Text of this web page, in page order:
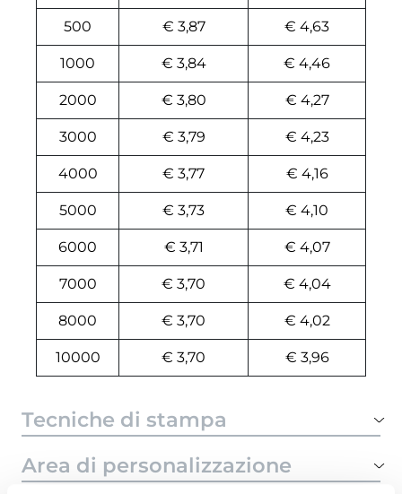
500 € 3,87 € 4,63
1000 € 3,84 € 4,46
2000 € 3,80 € 4,27
3000 € 3,79 € 4,23
4000 € 3,77 € 4,16
5000 € 3,73 € 4,10
6000 € 3,71 € 4,07
7000 € 3,70 € 4,04
8000 € 3,70 € 4,02
10000 € 3,70 € 3,96
Tecniche di stampa
Area di personalizzazione